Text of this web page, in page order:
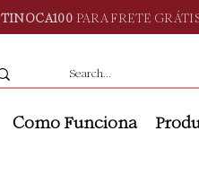
TINOCA100 PARA FRETE
Como Funciona